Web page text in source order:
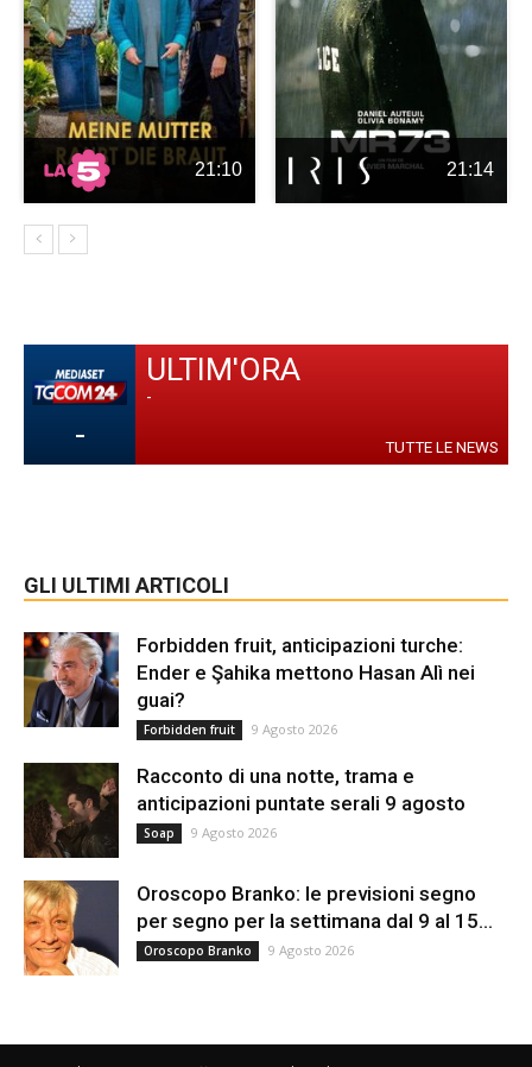
21:10 21:14
-
ULTIM'ORA
-
TUTTE LE NEWS
GLI ULTIMI ARTICOLI
Forbidden fruit, anticipazioni turche:
Ender e Şahika mettono Hasan Alì nei
guai?
Forbidden fruit 9 Agosto 2026
Racconto di una notte, trama e
anticipazioni puntate serali 9 agosto
Soap 9 Agosto 2026
Oroscopo Branko: le previsioni segno
per segno per la settimana dal 9 al 15...
Oroscopo Branko 9 Agosto 2026